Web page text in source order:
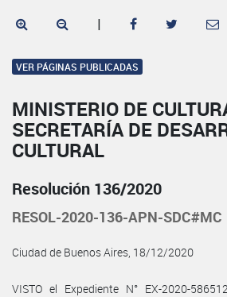
|
VER PÁGINAS PUBLICADAS
MINISTERIO DE
SECRETARÍA DE
CULTURAL
Resolución 136/2020
RESOL-2020-136-APN-SDC#MC
Ciudad de Buenos Aires, 18/12/2020
VISTO el Expediente N° EX-2020-